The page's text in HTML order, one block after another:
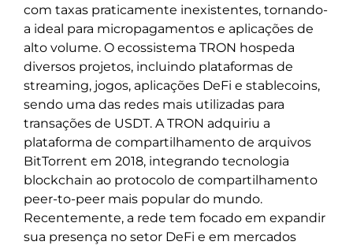
com taxas praticamente inexistentes, tornando-
a ideal para micropagamentos e aplicações de
alto volume. O ecossistema TRON hospeda
diversos projetos, incluindo plataformas de
streaming, jogos, aplicações DeFi e stablecoins,
sendo uma das redes mais utilizadas para
transações de USDT. A TRON adquiriu a
plataforma de compartilhamento de arquivos
BitTorrent em 2018, integrando tecnologia
blockchain ao protocolo de compartilhamento
peer-to-peer mais popular do mundo.
Recentemente, a rede tem focado em expandir
sua presença no setor DeFi e em mercados